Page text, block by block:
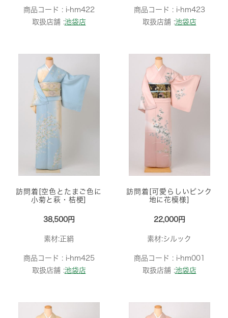
商品コード : i-hm422
取扱店舗 :池袋店
商品コード : i-hm423
取扱店舗 :池袋店
訪問着[空色とたまご色に
小菊と萩・桔梗]
38,500円
素材:正絹
商品コード : i-hm425
取扱店舗 :池袋店
訪問着[可愛らしいピンク
地に花模様]
22,000円
素材:シルック
商品コード : i-hm001
取扱店舗 :池袋店